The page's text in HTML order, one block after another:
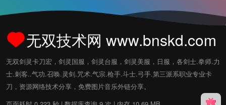
无双技术网 www.bnskd.com
无双剑灵卡刀宏，剑灵国服，剑灵台服，剑灵美服，日服，各剑士.拳师.力
士.刺客..气功.召唤.灵剑.咒术.气宗.枪手.斗士.弓手.第三派系职业专业卡
刀，资源网络技术分享，免费图片音乐外链分享。